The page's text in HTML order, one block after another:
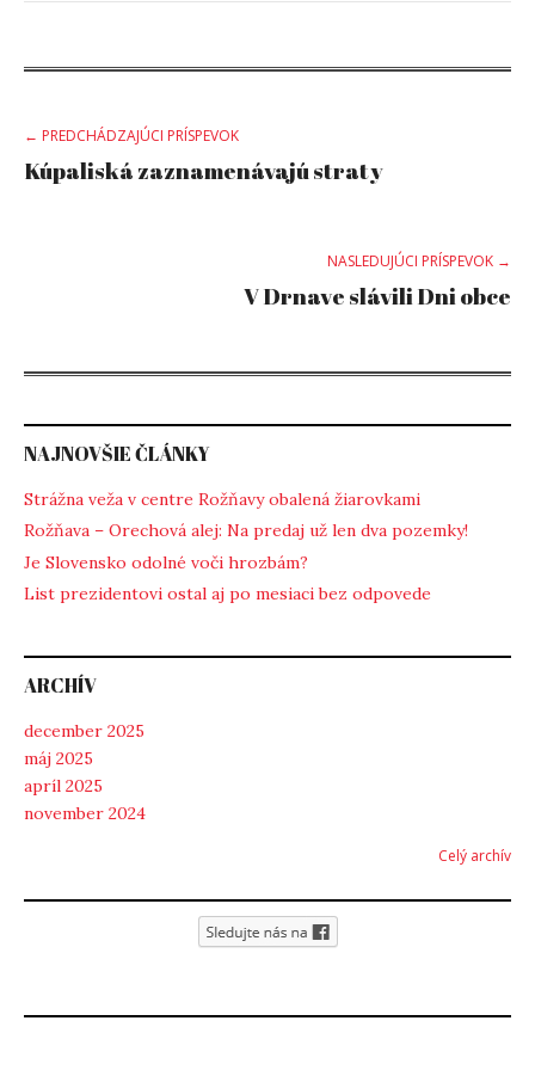
Post
← PREDCHÁDZAJÚCI PRÍSPEVOK
Kúpaliská zaznamenávajú straty
NASLEDUJÚCI PRÍSPEVOK →
V Drnave slávili Dni obce
NAJNOVŠIE ČLÁNKY
Strážna veža v centre Rožňavy obalená žiarovkami
Rožňava – Orechová alej: Na predaj už len dva pozemky!
Je Slovensko odolné voči hrozbám?
List prezidentovi ostal aj po mesiaci bez odpovede
ARCHÍV
december 2025
máj 2025
apríl 2025
november 2024
Celý archív